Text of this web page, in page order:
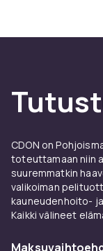
löytääksesi
Barbielta ja
hintaan
Vertaile
löytääksesi
CDONilta
CDON on
toteuttamaan niin
suuremmatkin
valikoiman
kauneudenhoito-
Kaikki välineet